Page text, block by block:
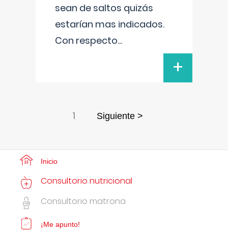
sean de saltos quizás
estarían mas indicados.
Con respecto...
+
1 Siguiente >
Inicio
Consultorio nutricional
Consultorio matrona
¡Me apunto!